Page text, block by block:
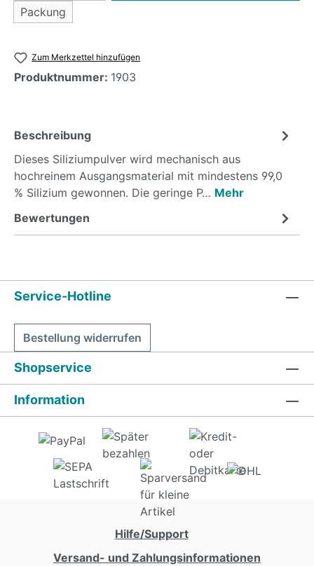
Packung
Zum Merkzettel hinzufügen
Produktnummer: 1903
Beschreibung
Dieses Siliziumpulver wird mechanisch aus
hochreinem Ausgangsmaterial mit mindestens 99,0
% Silizium gewonnen. Die geringe P… Mehr
Bewertungen
Service-Hotline
Bestellung widerrufen
Shopservice
Information
Hilfe/Support
Versand- und Zahlungsinformationen